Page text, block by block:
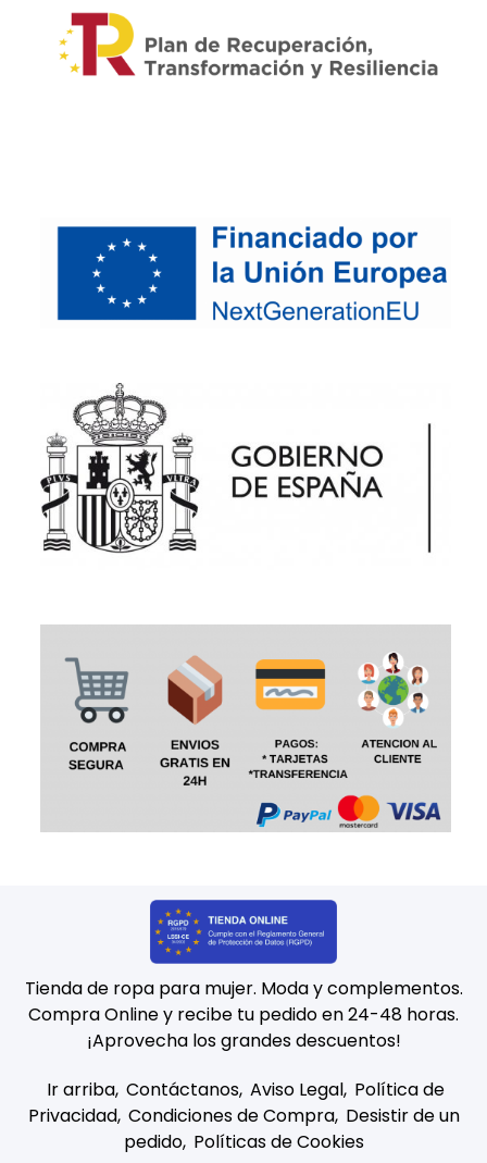
Tienda de ropa para mujer. Moda y complementos.
Compra Online y recibe tu pedido en 24-48 horas.
¡Aprovecha los grandes descuentos!
Ir arriba Contáctanos Aviso Legal Política de
Privacidad Condiciones de Compra Desistir de un
pedido Políticas de Cookies